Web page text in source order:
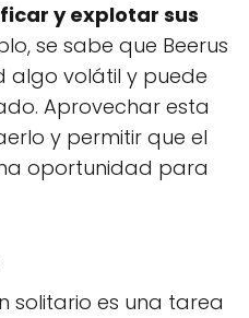
y explotar sus
se sabe que Beerus
algo volátil y puede
Aprovechar esta
y permitir que el
oportunidad para
solitario es una tarea